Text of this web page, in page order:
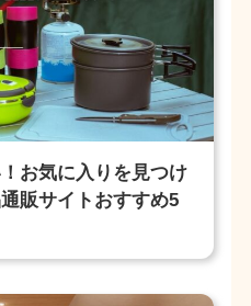
お気に入りを見つけ
販サイトおすすめ5